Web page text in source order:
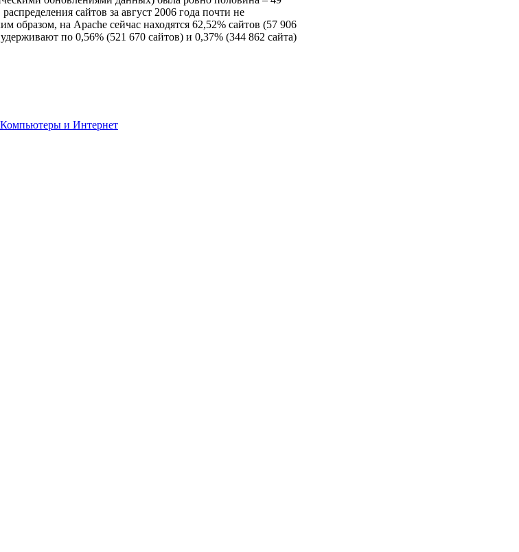
сайтов за август 2006 года почти не
образом, на Apache сейчас находятся 62,52% сайтов (57 906
по 0,56% (521 670 сайтов) и 0,37% (344 862 сайта)
Компьютеры и Интернет